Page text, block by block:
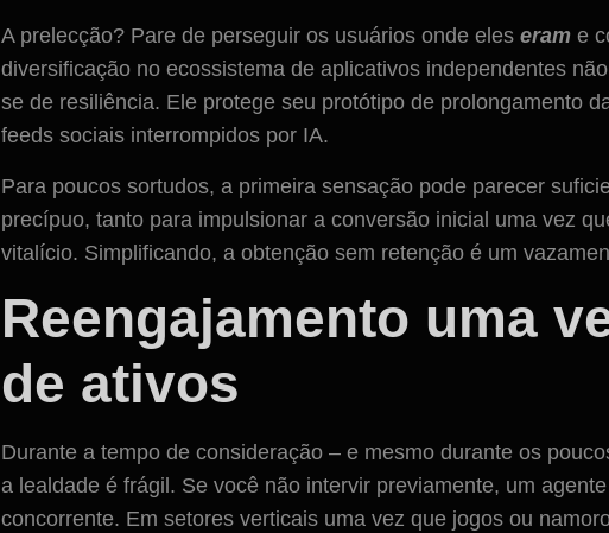
A prelecção? Pare de perseguir os usuários onde eleseram e
diversificação no ecossistema de aplicativos independentes
se de resiliência. Ele protege seu protótipo de prolongamento
feeds sociais interrompidos por IA.
Para poucos sortudos, a primeira sensação pode parecer
precípuo, tanto para impulsionar a conversão inicial uma vez
vitalício. Simplificando, a obtenção sem retenção é um
Reengajamento uma
de ativos
Durante a tempo de consideração – e mesmo durante os
a lealdade é frágil. Se você não intervir previamente, um
concorrente. Em setores verticais uma vez que jogos ou